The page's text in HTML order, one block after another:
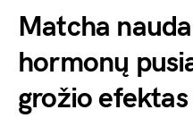
Matcha
hormonų
grožio efektas